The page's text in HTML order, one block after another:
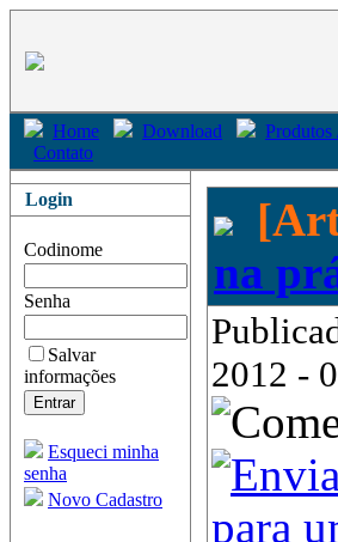
Home Download Produtos
Contato
Login
Codinome
Senha
Salvar
informações
Esqueci minha
senha
Novo Cadastro
na
2012 -
para